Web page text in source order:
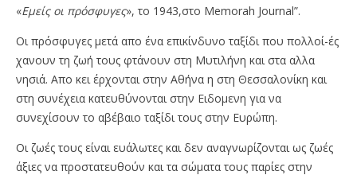
«Εμείς οι πρόσφυγες», το 1943,στο Memorah Journal”.
Οι πρόσφυγες μετά απο ένα επικίνδυνο ταξίδι που πολλοί-ές
χανουν τη ζωή τους φτάνουν στη Μυτιλήνη και στα αλλα
νησιά. Απο κει έρχονται στην Αθήνα η στη Θεσσαλονίκη και
στη συνέχεια κατευθύνονται στην Ειδομενη για να
συνεχίσουν το αβέβαιο ταξίδι τους στην Ευρώπη.
Οι ζωές τους είναι ευάλωτες και δεν αναγνωρίζονται ως ζωές
άξιες να προστατευθούν και τα σώματα τους παρίες στην